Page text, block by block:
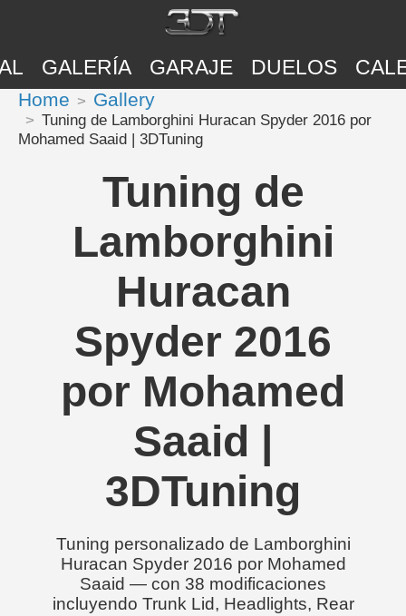
GALERÍA GARAJE DUELOS
Home Gallery
Tuning de Lamborghini Huracan Spyder 2016 por
Mohamed Saaid | 3DTuning
Tuning de
Lamborghini
Huracan
Spyder 2016
por Mohamed
Saaid |
3DTuning
Tuning personalizado de Lamborghini
Huracan Spyder 2016 por Mohamed
Saaid — con 38 modificaciones
incluyendo Trunk Lid, Headlights, Rear